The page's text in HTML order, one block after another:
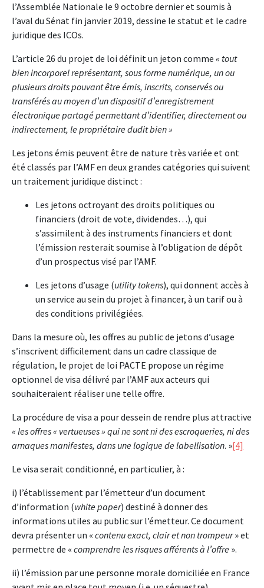
l’Assemblée Nationale le 9 octobre dernier et soumis à
l’aval du Sénat fin janvier 2019, dessine le statut et le cadre
juridique des ICOs.
L’article 26 du projet de loi définit un jeton comme « tout
bien incorporel représentant, sous forme numérique, un ou
plusieurs droits pouvant être émis, inscrits, conservés ou
transférés au moyen d’un dispositif d’enregistrement
électronique partagé permettant d’identifier, directement ou
indirectement, le propriétaire dudit bien »
Les jetons émis peuvent être de nature très variée et ont
été classés par l’AMF en deux grandes catégories qui suivent
un traitement juridique distinct :
Les jetons octroyant des droits politiques ou
financiers (droit de vote, dividendes…), qui
s’assimilent à des instruments financiers et dont
l’émission resterait soumise à l’obligation de dépôt
d’un prospectus visé par l’AMF.
Les jetons d’usage (utility tokens), qui donnent accès à
un service au sein du projet à financer, à un tarif ou à
des conditions privilégiées.
Dans la mesure où, les offres au public de jetons d’usage
s’inscrivent difficilement dans un cadre classique de
régulation, le projet de loi PACTE propose un régime
optionnel de visa délivré par l’AMF aux acteurs qui
souhaiteraient réaliser une telle offre.
La procédure de visa a pour dessein de rendre plus attractive
« les offres « vertueuses » qui ne sont ni des escroqueries, ni des
arnaques manifestes, dans une logique de labellisation. »[4]
Le visa serait conditionné, en particulier, à :
i) l’établissement par l’émetteur d’un document
d’information (white paper) destiné à donner des
informations utiles au public sur l’émetteur. Ce document
devra présenter un « contenu exact, clair et non trompeur» et
permettre de « comprendre les risques afférents à l’offre ».
ii) l’émission par une personne morale domiciliée en France